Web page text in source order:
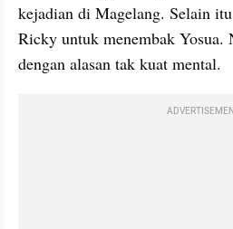
kejadian di Magelang. Selain
Ricky untuk menembak
dengan alasan tak kuat mental.